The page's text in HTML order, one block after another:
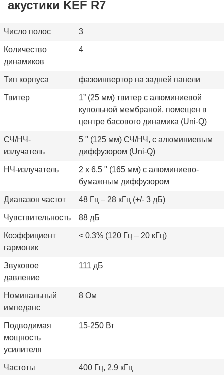
акустики KEF R7
Число полос 3
Количество
динамиков
4
Тип корпуса фазоинвертор на задней панели
Твитер
1” (25 мм) твитер с алюминиевой
купольной мембраной, помещен в
центре басового динамика (Uni-Q)
СЧ/НЧ-
излучатель
5 " (125 мм) СЧ/НЧ, с алюминиевым
диффузором (Uni-Q)
НЧ-излучатель
2 х 6,5 " (165 мм) с алюминиево-
бумажным диффузором
Диапазон частот 48 Гц – 28 кГц (+/- 3 дБ)
Чувствительность 88 дБ
Коэффициент
гармоник
< 0,3% (120 Гц – 20 кГц)
Звуковое
давление
111 дБ
Номинальный
импеданс
8 Ом
Подводимая
мощность
усилителя
15-250 Вт
Частоты
400 Гц, 2,9 кГц